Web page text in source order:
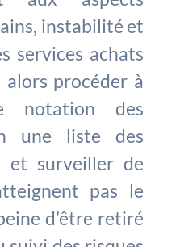
instabilité et
services achats
procéder à
notation des
une liste des
et surveiller de
pas le
d’être retiré